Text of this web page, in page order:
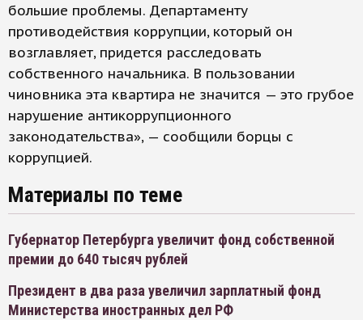
большие проблемы. Департаменту
противодействия коррупции, который он
возглавляет, придется расследовать
собственного начальника. В пользовании
чиновника эта квартира не значится — это грубое
нарушение антикоррупционного
законодательства», — сообщили борцы с
коррупцией.
Материалы по теме
Губернатор Петербурга увеличит фонд собственной
премии до 640 тысяч рублей
Президент в два раза увеличил зарплатный фонд
Министерства иностранных дел РФ